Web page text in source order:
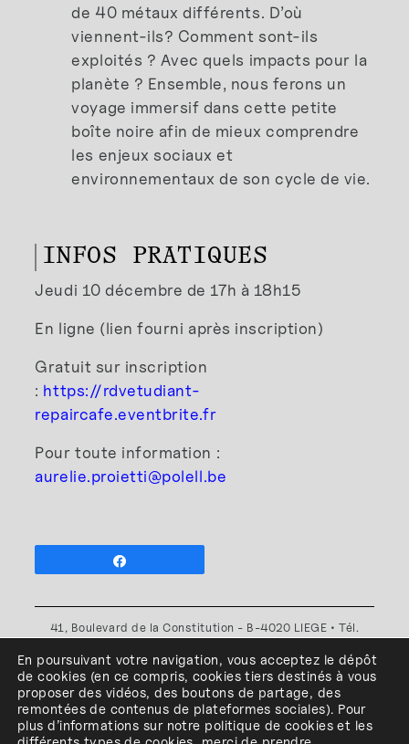
de 40 métaux différents. D’où
viennent-ils? Comment sont-ils
exploités ? Avec quels impacts pour la
planète ? Ensemble, nous ferons un
voyage immersif dans cette petite
boîte noire afin de mieux comprendre
les enjeux sociaux et
environnementaux de son cycle de vie.
INFOS PRATIQUES
Jeudi 10 décembre de 17h à 18h15
En ligne (lien fourni après inscription)
Gratuit sur inscription
: https://rdvetudiant-
repaircafe.eventbrite.fr
Pour toute information :
aurelie.proietti@polell.be
41, Boulevard de la Constitution - B-4020 LIEGE • Tél.
Plan d'accès•Politique de confidentialité•Politique de
cookies•Conditions générales
l'ESA Saint-Luc Liège est membre du
En poursuivant votre navigation, vous acceptez le dépôt
de cookies (en ce compris, cookiestiers destinés à vous
proposer des vidéos, des boutons de partage, des
remontées de contenus de plateformes sociales). Pour
plus d’informations sur notre politique de cookies et les